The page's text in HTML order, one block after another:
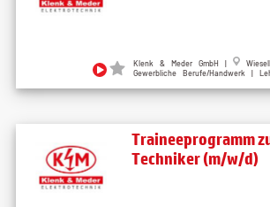
Klenk & Meder GmbH |
Gewerbliche Berufe/Handwerk |
Traineeprogramm
Techniker (m/w/d)